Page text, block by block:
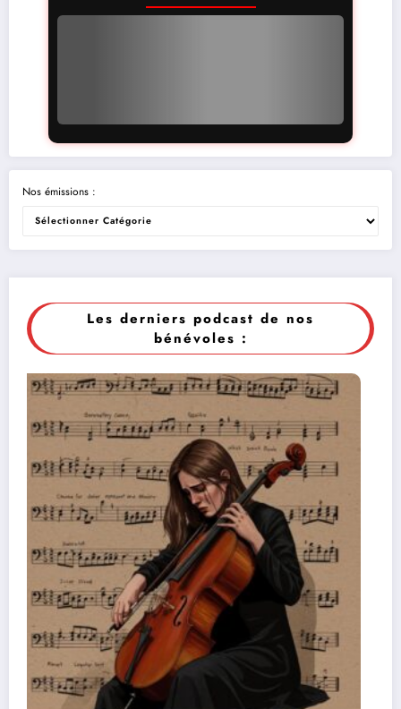
Nos émissions :
Les derniers podcast de nos
bénévoles :